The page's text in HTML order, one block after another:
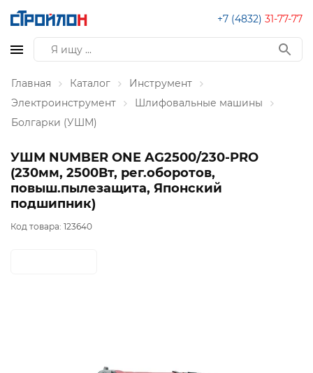
+7 (4832) 31-77-77
Главная Каталог
Инструмент
Электроинструмент
Шлифовальные машины
Болгарки (УШМ)
УШМ NUMBER ONE AG2500/230-PRO
(230мм, 2500Вт, рег.оборотов,
повыш.пылезащита, Японский
подшипник)
Код товара: 123640